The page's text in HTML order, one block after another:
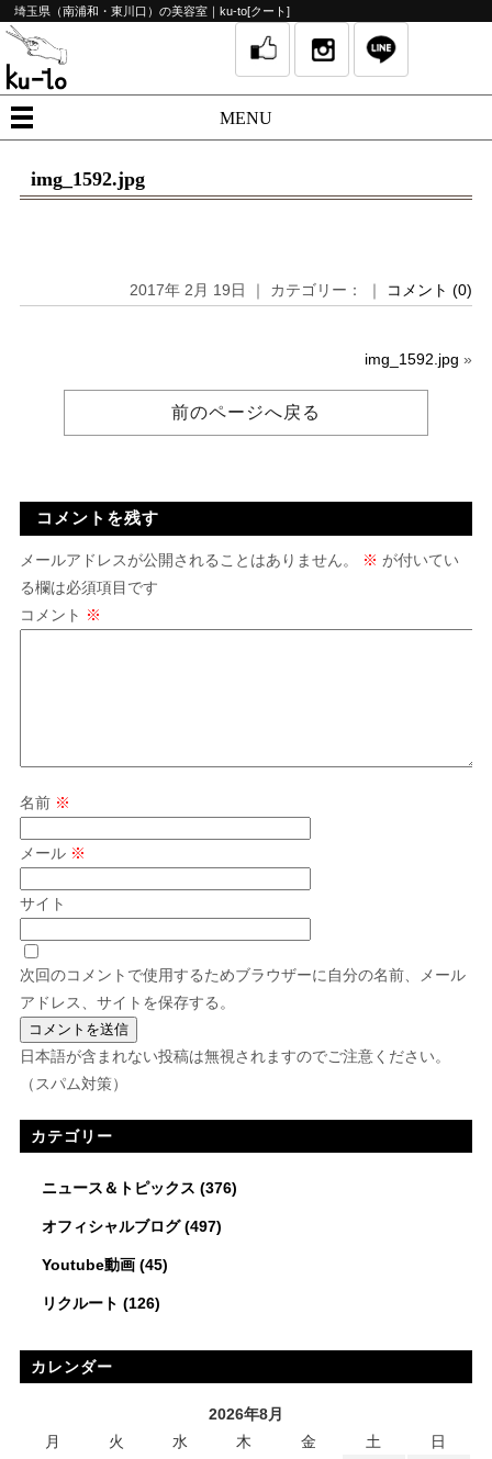
埼玉県（南浦和・東川口）の美容室｜ku-to[クート]
MENU
img_1592.jpg
2017年 2月 19日 ｜ カテゴリー： ｜ コメント (0)
img_1592.jpg »
前のページへ戻る
コメントを残す
メールアドレスが公開されることはありません。 ※ が付いてい
る欄は必須項目です
コメント ※
名前 ※
メール ※
サイト
次回のコメントで使用するためブラウザーに自分の名前、メール
アドレス、サイトを保存する。
日本語が含まれない投稿は無視されますのでご注意ください。
（スパム対策）
カテゴリー
ニュース＆トピックス (376)
オフィシャルブログ(497)
Youtube動画(45)
リクルート (126)
カレンダー
2026年8月
月
火 水 木 金 土
日